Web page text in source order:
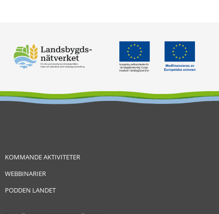
KOMMANDE AKTIVITETER
WEBBINARIER
PODDEN LANDET